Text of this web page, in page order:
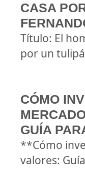
CASA
Título: El
por un
CÓMO
GUÍA
**Cómo
valores: